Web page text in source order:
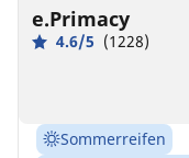
e.Primacy
4.6/5 (1228)
Sommerreifen